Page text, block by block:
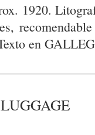
1920.
en